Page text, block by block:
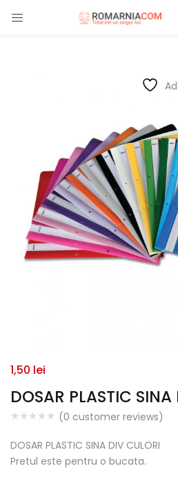
LOGIN
Remember me
Lost
DOSAR PLASTIC
(0 customer reviews)
1,50 lei
DOSAR PLASTIC SINA DIV CULORI
Pretul este pentru o bucata.